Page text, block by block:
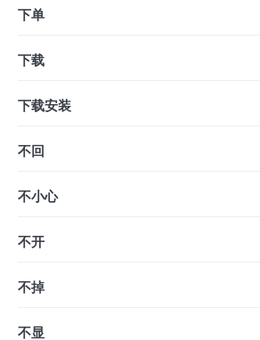
下单
下载
下载安装
不回
不小心
不开
不掉
不显